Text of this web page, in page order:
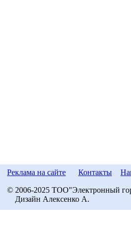
Реклама на сайте Контакты
© 2006-2025 ТОО"Электронный
Дизайн Алексенко А.